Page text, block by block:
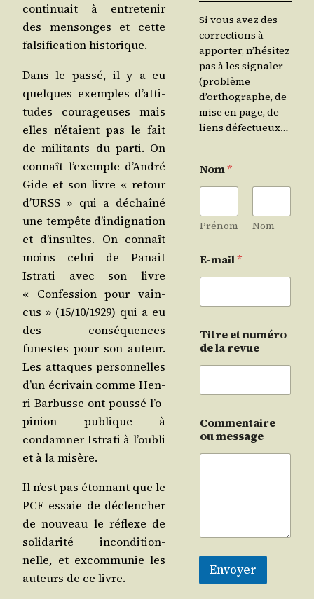
conti­nuait à entre­te­nir
des men­songes et cette
fal­si­fi­ca­tion historique.
Dans le pas­sé, il y a eu
quelques exemples d’at­ti­
tudes cou­ra­geuses mais
elles n’é­taient pas le fait
de mili­tants du par­ti. On
connaît l’exemple d’An­dré
Gide et son livre « retour
d’URSS » qui a déchaî­né
une tem­pête d’in­di­gna­tion
et d’in­sultes. On connaît
moins celui de Panait
Istra­ti avec son livre
« Confes­sion pour vain­
cus » (15/​10/​1929) qui a eu
des consé­quences
funestes pour son auteur.
Les attaques per­son­nelles
d’un écri­vain comme Hen­
ri Bar­busse ont pous­sé l’o­
pi­nion publique à
condam­ner Istra­ti à l’ou­bli
et à la misère.
Il n’est pas éton­nant que le
PCF essaie de déclen­cher
de nou­veau le réflexe de
soli­da­ri­té incon­di­tion­
nelle, et excom­mu­nie les
auteurs de ce livre.
Si vous avez des
corrections à
apporter, n’hésitez
pas à les signaler
(problème
d’orthographe, de
mise en page, de
liens défectueux…
Nom*
Prénom Nom
E-mail*
Titre et numéro
de la revue
Commentaire
ou message
Envoyer